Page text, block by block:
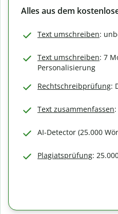
Alles aus dem
Text umschreiben:
Text umschreiben: 7
Personalisierung
Rechtschreibprüfung:
Text zusammenfassen
AI-Detector (25.000
Plagiatsprüfung: